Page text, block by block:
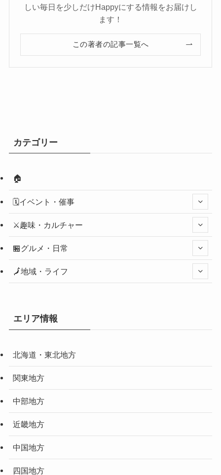
しい毎日を少しだけHappyにする情報をお届けし
ます！
この著者の記事一覧へ
カテゴリー
🏠
🗓️イベント・催事
⚔️趣味・カルチャー
🏪グルメ・日常
🗾地域・ライフ
エリア情報
北海道・東北地方
関東地方
中部地方
近畿地方
中国地方
四国地方